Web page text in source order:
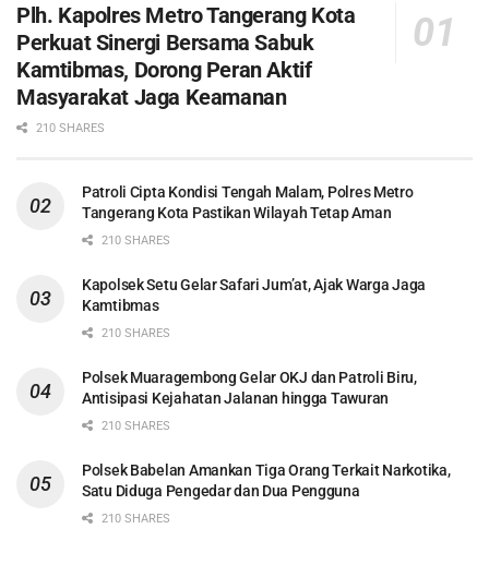
Plh. Kapolres Metro Tangerang Kota
Perkuat Sinergi Bersama Sabuk
Kamtibmas, Dorong Peran Aktif
Masyarakat Jaga Keamanan
210 SHARES
Patroli Cipta Kondisi Tengah Malam, Polres Metro
Tangerang Kota Pastikan Wilayah Tetap Aman
210 SHARES
Kapolsek Setu Gelar Safari Jum’at, Ajak Warga Jaga
Kamtibmas
210 SHARES
Polsek Muaragembong Gelar OKJ dan Patroli Biru,
Antisipasi Kejahatan Jalanan hingga Tawuran
210 SHARES
Polsek Babelan Amankan Tiga Orang Terkait Narkotika,
Satu Diduga Pengedar dan Dua Pengguna
210 SHARES